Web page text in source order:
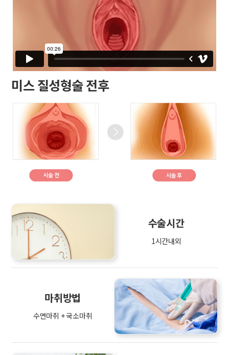
미스 질성형술 전후
수술시간
1시간내외
마취방법
수면마취 + 국소마취